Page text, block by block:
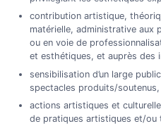
contribution artistique,
matérielle, administrative
ou en voie de
et esthétiques, et auprès des
sensibilisation d’un large
spectacles produits/
actions artistiques et
de pratiques artistiques et/ou